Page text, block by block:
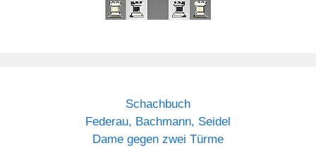
Schachbuch
Federau, Bachmann, Seidel
Dame gegen zwei Türme